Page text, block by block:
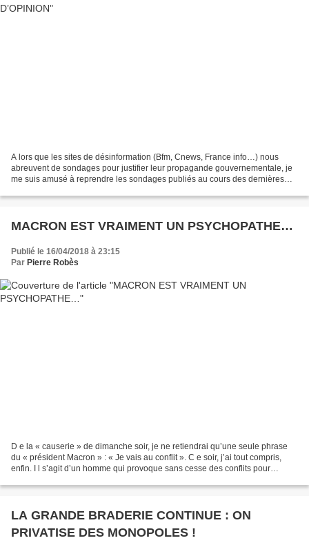
A lors que les sites de désinformation (Bfm, Cnews, France info…) nous
abreuvent de sondages pour justifier leur propagande gouvernementale, je
me suis amusé à reprendre les sondages publiés au cours des dernières
MACRON EST VRAIMENT UN PSYCHOPATHE…
Publié le 16/04/2018 à 23:15
Par Pierre Robès
D e la « causerie » de dimanche soir, je ne retiendrai qu’une seule phrase
du « président Macron » : « Je vais au conflit ». C e soir, j’ai tout compris,
enfin. I l s’agit d’un homme qui provoque sans cesse des conflits pour
LA GRANDE BRADERIE CONTINUE : ON
PRIVATISE DES MONOPOLES !